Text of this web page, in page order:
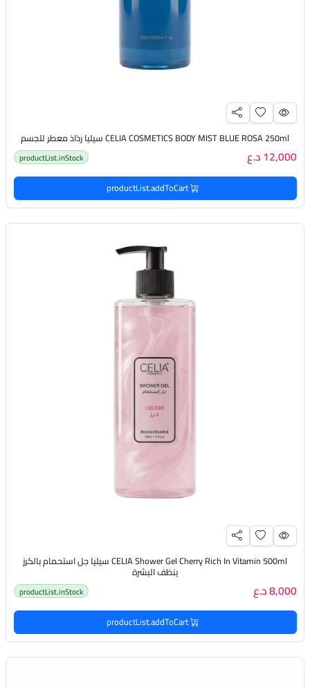
CELIA COSMETICS BODY MIST BLUE ROSA 250ml سيليا رذاذ معطر للجسم
12,000 د.ع productList.inStock
productList.addToCart
CELIA Shower Gel Cherry Rich In Vitamin 500ml سيليا جل استحمام بالكرز
ينظف البشرة
8,000 د.ع productList.inStock
productList.addToCart